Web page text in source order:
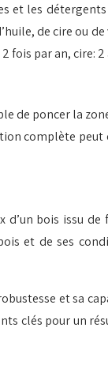
et les
de cire ou
par an, cire: 2
de poncer la
complète peut
bois issu
et de ses
et sa
clés pour un